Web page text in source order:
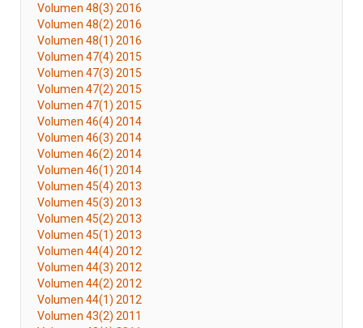
Volumen 48(3) 2016
Volumen 48(2) 2016
Volumen 48(1) 2016
Volumen 47(4) 2015
Volumen 47(3) 2015
Volumen 47(2) 2015
Volumen 47(1) 2015
Volumen 46(4) 2014
Volumen 46(3) 2014
Volumen 46(2) 2014
Volumen 46(1) 2014
Volumen 45(4) 2013
Volumen 45(3) 2013
Volumen 45(2) 2013
Volumen 45(1) 2013
Volumen 44(4) 2012
Volumen 44(3) 2012
Volumen 44(2) 2012
Volumen 44(1) 2012
Volumen 43(2) 2011